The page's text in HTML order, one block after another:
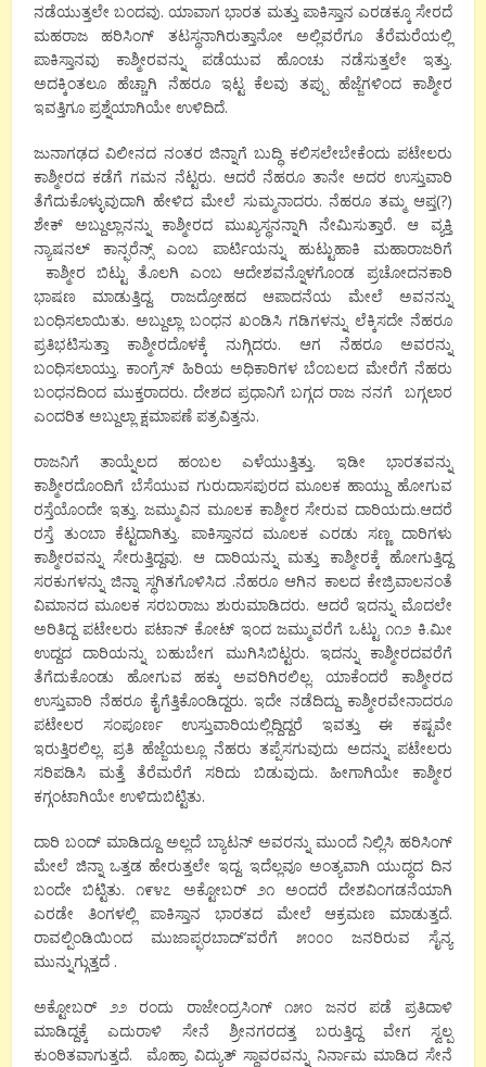
ನಡೆಯುತ್ತಲೇ ಬಂದವು. ಯಾವಾಗ ಭಾರತ ಮತ್ತು ಪಾಕಿಸ್ತಾನ ಎರಡಕ್ಕೂ ಸೇರದೆ
ಮಹರಾಜ ಹರಿಸಿಂಗ್ ತಟಸ್ಥನಾಗಿರುತ್ತಾನೋ ಅಲ್ಲಿವರೆಗೂ ತೆರೆಮರೆಯಲ್ಲಿ
ಪಾಕಿಸ್ತಾನವು ಕಾಶ್ಮೀರವನ್ನು ಪಡೆಯುವ ಹೊಂಚು ನಡೆಸುತ್ತಲೇ ಇತ್ತು.
ಅದಕ್ಕಿಂತಲೂ ಹೆಚ್ಚಾಗಿ ನೆಹರೂ ಇಟ್ಟ ಕೆಲವು ತಪ್ಪು ಹೆಜ್ಜೆಗಳಿಂದ ಕಾಶ್ಮೀರ
ಇವತ್ತಿಗೂ ಪ್ರಶ್ನೆಯಾಗಿಯೇ ಉಳಿದಿದೆ.
ಜುನಾಗಢದ ವಿಲೀನದ ನಂತರ ಜಿನ್ನಾಗೆ ಬುದ್ಧಿ ಕಲಿಸಲೇಬೇಕೆಂದು ಪಟೇಲರು
ಕಾಶ್ಮೀರದ ಕಡೆಗೆ ಗಮನ ನೆಟ್ಟರು. ಆದರೆ ನೆಹರೂ ತಾನೇ ಅದರ ಉಸ್ತುವಾರಿ
ತೆಗೆದುಕೊಳ್ಳುವುದಾಗಿ ಹೇಳಿದ ಮೇಲೆ ಸುಮ್ಮನಾದರು. ನೆಹರೂ ತಮ್ಮ ಆಪ್ತ(?)
ಶೇಕ್ ಅಬ್ದುಲ್ಲಾನನ್ನು ಕಾಶ್ಮೀರದ ಮುಖ್ಯಸ್ಥನನ್ನಾಗಿ ನೇಮಿಸುತ್ತಾರೆ. ಆ ವ್ಯಕ್ತಿ
ನ್ಯಾಷನಲ್ ಕಾನ್ಫರೆನ್ಸ್ ಎಂಬ ಪಾರ್ಟಿಯನ್ನು ಹುಟ್ಟುಹಾಕಿ ಮಹಾರಾಜರಿಗೆ
ಕಾಶ್ಮೀರ ಬಿಟ್ಟು ತೊಲಗಿ ಎಂಬ ಆದೇಶವನ್ನೊಳಗೊಂಡ ಪ್ರಚೋದನಕಾರಿ
ಭಾಷಣ ಮಾಡುತ್ತಿದ್ದ. ರಾಜದ್ರೋಹದ ಆಪಾದನೆಯ ಮೇಲೆ ಅವನನ್ನು
ಬಂಧಿಸಲಾಯಿತು. ಅಬ್ದುಲ್ಲಾ ಬಂಧನ ಖಂಡಿಸಿ ಗಡಿಗಳನ್ನು ಲೆಕ್ಕಿಸದೇ ನೆಹರೂ
ಪ್ರತಿಭಟಿಸುತ್ತಾ ಕಾಶ್ಮೀರದೊಳಕ್ಕೆ ನುಗ್ಗಿದರು. ಆಗ ನೆಹರೂ ಅವರನ್ನು
ಬಂಧಿಸಲಾಯ್ತು. ಕಾಂಗ್ರೆಸ್ ಹಿರಿಯ ಅಧಿಕಾರಿಗಳ ಬೆಂಬಲದ ಮೇರೆಗೆ ನೆಹರು
ಬಂಧನದಿಂದ ಮುಕ್ತರಾದರು. ದೇಶದ ಪ್ರಧಾನಿಗೆ ಬಗ್ಗದ ರಾಜ ನನಗೆ ಬಗ್ಗಲಾರ
ಎಂದರಿತ ಅಬ್ದುಲ್ಲಾ ಕ್ಷಮಾಪಣೆ ಪತ್ರವಿತ್ತನು.
ರಾಜನಿಗೆ ತಾಯ್ನೆಲದ ಹಂಬಲ ಎಳೆಯುತ್ತಿತ್ತು. ಇಡೀ ಭಾರತವನ್ನು
ಕಾಶ್ಮೀರದೊಂದಿಗೆ ಬೆಸೆಯುವ ಗುರುದಾಸಪುರದ ಮೂಲಕ ಹಾಯ್ದು ಹೋಗುವ
ರಸ್ತೆಯೊಂದೇ ಇತ್ತು. ಜಮ್ಮುವಿನ ಮೂಲಕ ಕಾಶ್ಮೀರ ಸೇರುವ ದಾರಿಯದು.ಆದರೆ
ರಸ್ತೆ ತುಂಬಾ ಕೆಟ್ಟದಾಗಿತ್ತು. ಪಾಕಿಸ್ತಾನದ ಮೂಲಕ ಎರಡು ಸಣ್ಣ ದಾರಿಗಳು
ಕಾಶ್ಮೀರವನ್ನು ಸೇರುತ್ತಿದ್ದವು. ಆ ದಾರಿಯನ್ನು ಮತ್ತು ಕಾಶ್ಮೀರಕ್ಕೆ ಹೋಗುತ್ತಿದ್ದ
ಸರಕುಗಳನ್ನು ಜಿನ್ನಾ ಸ್ಥಗಿತಗೊಳಿಸಿದ .ನೆಹರೂ ಆಗಿನ ಕಾಲದ ಕೇಜ್ರಿವಾಲನಂತೆ
ವಿಮಾನದ ಮೂಲಕ ಸರಬರಾಜು ಶುರುಮಾಡಿದರು. ಆದರೆ ಇದನ್ನು ಮೊದಲೇ
ಅರಿತಿದ್ದ ಪಟೇಲರು ಪಟಾನ್ ಕೋಟ್ ಇಂದ ಜಮ್ಮುವರೆಗೆ ಒಟ್ಟು ೧೧೨ ಕಿ.ಮೀ
ಉದ್ದದ ದಾರಿಯನ್ನು ಬಹುಬೇಗ ಮುಗಿಸಿಬಿಟ್ಟರು. ಇದನ್ನು ಕಾಶ್ಮೀರದವರೆಗೆ
ತೆಗೆದುಕೊಂಡು ಹೋಗುವ ಹಕ್ಕು ಅವರಿಗಿರಲಿಲ್ಲ. ಯಾಕೆಂದರೆ ಕಾಶ್ಮೀರದ
ಉಸ್ತುವಾರಿ ನೆಹರೂ ಕೈಗೆತ್ತಿಕೊಂಡಿದ್ದರು. ಇದೇ ನಡೆದಿದ್ದು ಕಾಶ್ಮೀರವೇನಾದರೂ
ಪಟೇಲರ ಸಂಪೂರ್ಣ ಉಸ್ತುವಾರಿಯಲ್ಲಿದ್ದಿದ್ದರೆ ಇವತ್ತು ಈ ಕಷ್ಟವೇ
ಇರುತ್ತಿರಲಿಲ್ಲ. ಪ್ರತಿ ಹೆಜ್ಜೆಯಲ್ಲೂ ನೆಹರು ತಪ್ಪೆಸಗುವುದು ಅದನ್ನು ಪಟೇಲರು
ಸರಿಪಡಿಸಿ ಮತ್ತೆ ತೆರೆಮರೆಗೆ ಸರಿದು ಬಿಡುವುದು. ಹೀಗಾಗಿಯೇ ಕಾಶ್ಮೀರ
ಕಗ್ಗಂಟಾಗಿಯೇ ಉಳಿದುಬಿಟ್ಟಿತು.
ದಾರಿ ಬಂದ್ ಮಾಡಿದ್ದೂ ಅಲ್ಲದೆ ಬ್ಯಾಟನ್ ಅವರನ್ನು ಮುಂದೆ ನಿಲ್ಲಿಸಿ ಹರಿಸಿಂಗ್
ಮೇಲೆ ಜಿನ್ನಾ ಒತ್ತಡ ಹೇರುತ್ತಲೇ ಇದ್ದ. ಇದೆಲ್ಲವೂ ಅಂತ್ಯವಾಗಿ ಯುದ್ಧದ ದಿನ
ಬಂದೇ ಬಿಟ್ಟಿತು. ೧೯೪೭ ಅಕ್ಟೋಬರ್ ೨೧ ಅಂದರೆ ದೇಶವಿಂಗಡನೆಯಾಗಿ
ಎರಡೇ ತಿಂಗಳಲ್ಲಿ ಪಾಕಿಸ್ತಾನ ಭಾರತದ ಮೇಲೆ ಆಕ್ರಮಣ ಮಾಡುತ್ತದೆ.
ರಾವಲ್ಪಿಂಡಿಯಿಂದ ಮುಜಾಪ್ಫರಬಾದ್’ವರೆಗೆ ೫೦೦೦ ಜನರಿರುವ ಸೈನ್ಯ
ಮುನ್ನುಗ್ಗುತ್ತದೆ .
ಅಕ್ಟೋಬರ್ ೨೨ ರಂದು ರಾಜೇಂದ್ರಸಿಂಗ್ ೧೫೦ ಜನರ ಪಡೆ ಪ್ರತಿದಾಳಿ
ಮಾಡಿದ್ದಕ್ಕೆ ಎದುರಾಳಿ ಸೇನೆ ಶ್ರೀನಗರದತ್ತ ಬರುತ್ತಿದ್ದ ವೇಗ ಸ್ವಲ್ಪ
ಕುಂಠಿತವಾಗುತ್ತದೆ. ಮೊಹ್ರಾ ವಿದ್ಯುತ್ ಸ್ಥಾವರವನ್ನು ನಿರ್ನಾಮ ಮಾಡಿದ ಸೇನೆ